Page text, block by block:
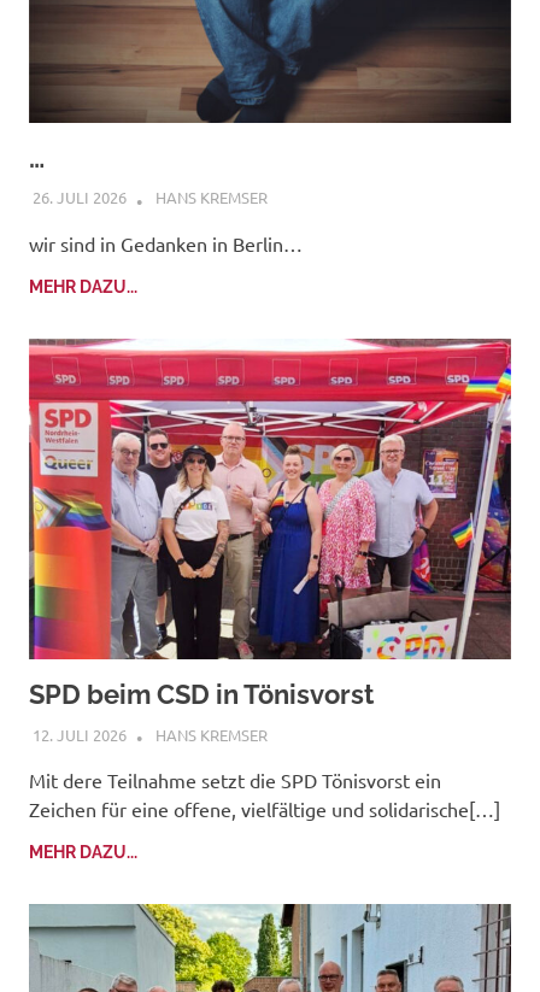
…
26. JULI 2026 HANS KREMSER
wir sind in Gedanken in Berlin…
MEHR DAZU...
SPD beim CSD in Tönisvorst
12. JULI 2026 HANS KREMSER
Mit dere Teilnahme setzt die SPD Tönisvorst ein
Zeichen für eine offene, vielfältige und solidarische[…]
MEHR DAZU...